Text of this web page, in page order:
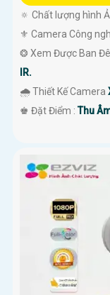
🔅 Chất lượng hình
⚜️ Camera Công
❂ Xem Được Ban
IR.
🌧️ Thiết Kế Camera
️♚ Đặt Điểm :Thu